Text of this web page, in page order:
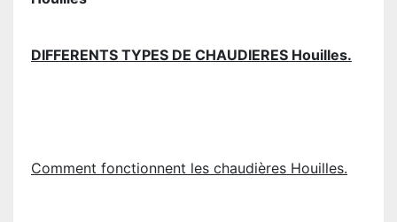
DIFFERENTS TYPES DE CHAUDIERES Houilles.
Comment fonctionnent les chaudières Houilles.